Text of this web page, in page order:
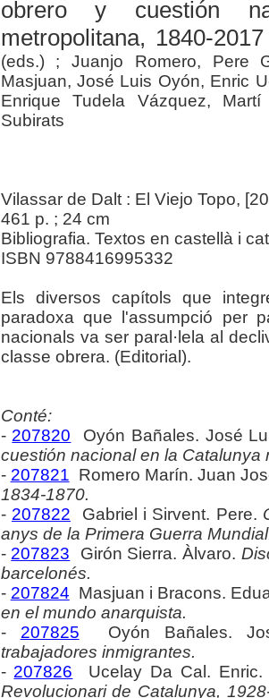
obrero y cuestión
metropolitana, 1840-2017
(eds.) ; Juanjo Romero, Pere
Masjuan, José Luis Oyón, Enric
Enrique Tudela Vázquez,
Subirats
Vilassar de Dalt : El Viejo Topo,
461 p. ; 24 cm
Bibliografia. Textos en castellà i
ISBN 9788416995332
Els diversos capítols que
paradoxa que l'assumpció per
nacionals va ser paral·lela al
classe obrera. (Editorial).
Conté:
- 207820 Oyón Bañales. José
cuestión nacional en la Catalunya
- 207821 Romero Marín. Juan
1834-1870.
- 207822 Gabriel i Sirvent. Pere.
anys de la Primera Guerra
- 207823 Girón Sierra. Àlvaro.
barcelonés.
- 207824 Masjuan i Bracons.
en el mundo anarquista.
- 207825 Oyón Bañales.
trabajadores inmigrantes.
- 207826 Ucelay Da Cal.
Revolucionari de Catalunya,